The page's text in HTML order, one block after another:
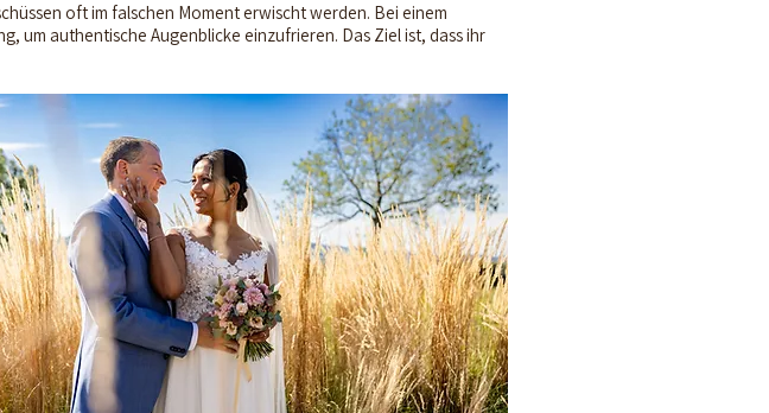
oft im falschen Moment erwischt werden. Bei einem
um authentische Augenblicke einzufrieren. Das Ziel ist, dass ihr